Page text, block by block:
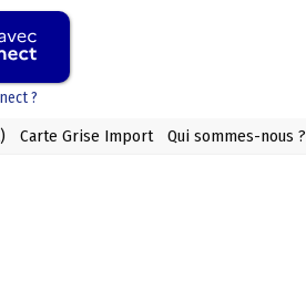
?
Carte Grise Import Qui sommes-nous ?